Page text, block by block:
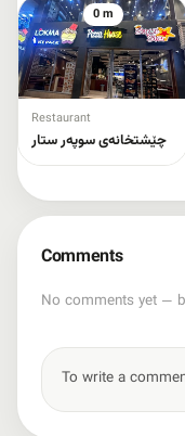
0 m
Restaurant
چێشتخانەی سوپەر ستار
Comments
No comments yet —
To write a